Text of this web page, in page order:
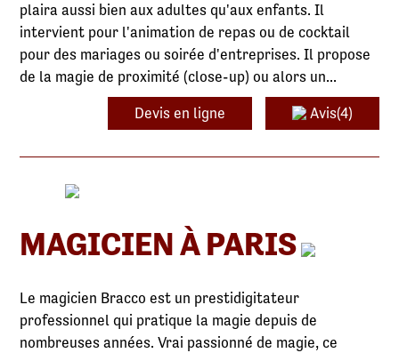
plaira aussi bien aux adultes qu'aux enfants. Il
intervient pour l'animation de repas ou de cocktail
pour des mariages ou soirée d'entreprises. Il propose
de la magie de proximité (close-up) ou alors un...
Devis en ligne Avis(4)
MAGICIEN À PARIS
Le magicien Bracco est un prestidigitateur
professionnel qui pratique la magie depuis de
nombreuses années. Vrai passionné de magie, ce